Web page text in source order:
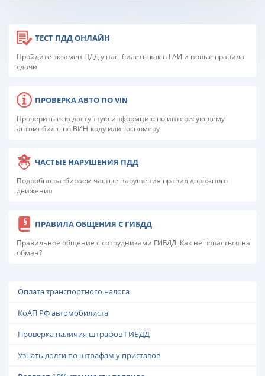
ТЕСТ ПДД ОНЛАЙН
Пройдите экзамен ПДД у нас, билеты как в ГАИ и новые правила
сдачи
ПРОВЕРКА АВТО ПО VIN
Проверить всю доступную информцию по интересующему
автомобилю по ВИН-коду или госномеру
ЧАСТЫЕ НАРУШЕНИЯ ПДД
Подробно разбираем частые нарушения правил дорожного
движения
ПРАВИЛА ОБЩЕНИЯ С ГИБДД
Правильное общение с сотрудниками ГИБДД. Как не попасться на
обман?
Оплата транспортного налога
КоАП РФ автомобилиста
Проверка наличия штрафов ГИБДД
Узнать долги по штрафам у приставов